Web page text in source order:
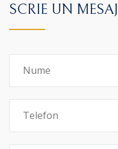
SCRIE UN MESAJ